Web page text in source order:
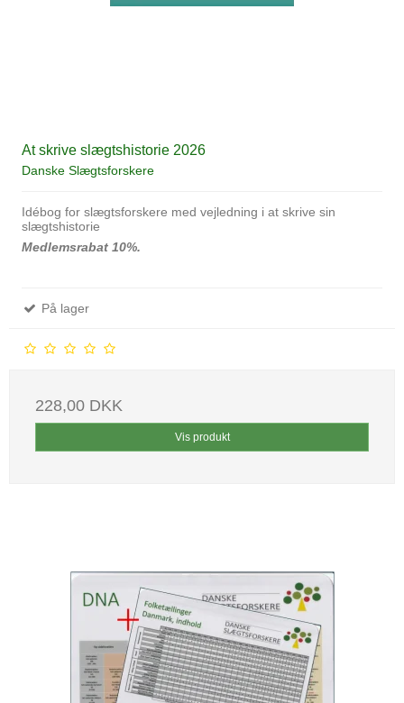
At skrive slægtshistorie 2026
Danske Slægtsforskere
Idébog for slægtsforskere med vejledning i at skrive sin
slægtshistorie
Medlemsrabat 10%.
På lager
228,00 DKK
Vis produkt